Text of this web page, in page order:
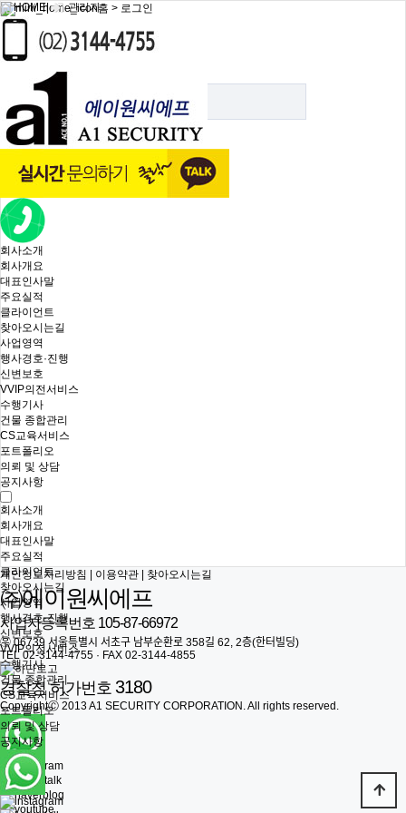
HOME| 관리자
회사소개
회사개요
대표인사말
주요실적
클라이언트
찾아오시는길
사업영역
행사경호·진행
신변보호
VVIP의전서비스
수행기사
건물 종합관리
CS교육서비스
포트폴리오
의뢰 및 상담
공지사항
회사소개
회사개요
대표인사말
주요실적
클라이언트
찾아오시는길
사업영역
행사경호·진행
신변보호
VVIP의전서비스
수행기사
건물 종합관리
CS교육서비스
포트폴리오
의뢰 및 상담
공지사항
홈 > 로그인
로그인
자동로그인 로그인
개인정보처리방침 이용약관 찾아오시는길
㈜에이원씨에프
사업자등록번호 105-87-66972
㉾ 06739 서울특별시 서초구 남부순환로 358길 62, 2층(한터빌딩)
TEL 02-3144-4755 · FAX 02-3144-4855
경찰청 허가번호 3180
CopyrightⒸ 2013 A1 SECURITY CORPORATION. All rights reserved.